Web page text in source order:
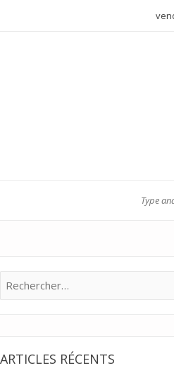
Rechercher :
ARTICLES RÉCENTS